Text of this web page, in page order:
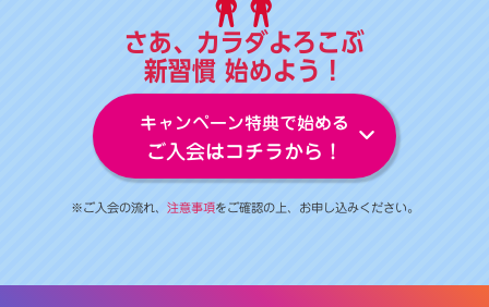
さあ、カラダよろこぶ
新習慣 始めよう！
キャンペーン特典で始める
ご入会はコチラから！
※ご入会の流れ、 注意事項をご確認の上、お申し込みください。